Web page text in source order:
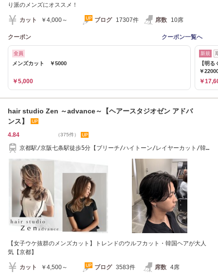
り派のメンズにオススメ！
カット ￥4,000～ ブログ 17307件 席数 10席
クーポン クーポン一覧へ
全員
メンズカット ￥5000
￥5,000
新規
【明
￥
￥
hair studio Zen ～advance～【ヘアースタジオゼン アドバ
ンス】
4.84 （375件）
京都駅/京阪七条駅徒歩5分【ブリーチ/ハイトーン/レイヤーカット/韓
【女子ウケ抜群のメンズカット】トレンドのウルフカット・韓国ヘアが大人
気【京都】
カット ￥4,500～ ブログ 3583件 席数 4席